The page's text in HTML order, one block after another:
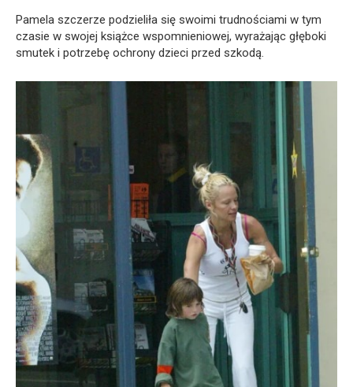
Pamela szczerze podzieliła się swoimi trudnościami w tym
czasie w swojej książce wspomnieniowej, wyrażając głęboki
smutek i potrzebę ochrony dzieci przed szkodą.